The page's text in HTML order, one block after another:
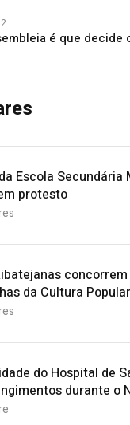
é que decide
Escola Secundária
protesto
da Cultura
do Hospital de
durante o